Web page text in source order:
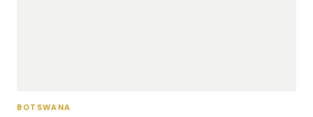
BOTSWANA